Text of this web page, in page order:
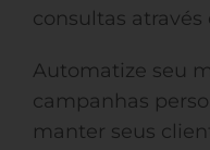
consultas através
Automatize seu
campanhas
manter seus